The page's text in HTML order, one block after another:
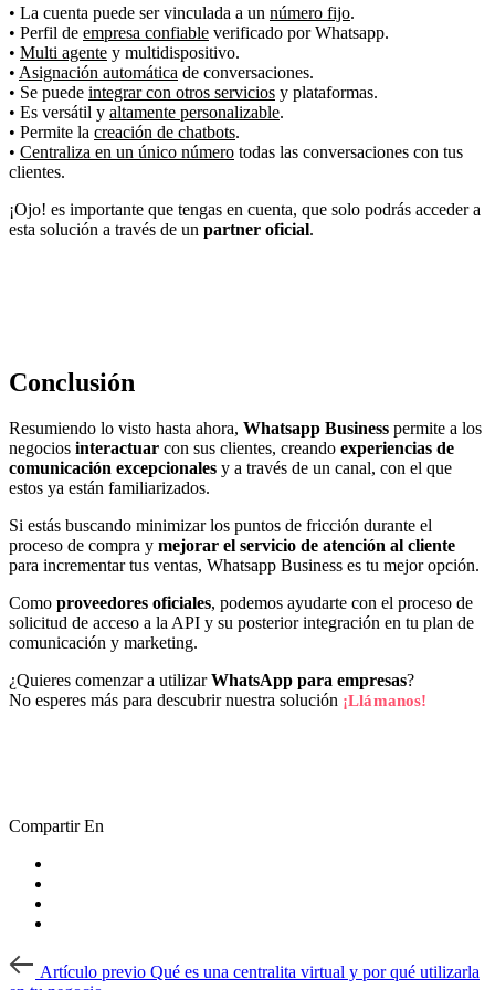
• La cuenta puede ser vinculada a un número fijo.
• Perfil de empresa confiable verificado por Whatsapp.
• Multi agente y multidispositivo.
• Asignación automática de conversaciones.
• Se puede integrar con otros servicios y plataformas.
• Es versátil y altamente personalizable.
• Permite la creación de chatbots.
• Centraliza en un único número todas las conversaciones con tus
clientes.
¡Ojo! es importante que tengas en cuenta, que solo podrás acceder a
esta solución a través de un partner oficial.
Conclusión
Resumiendo lo visto hasta ahora, Whatsapp Business permite a los
negocios interactuar con sus clientes, creando experiencias de
comunicación excepcionales y a través de un canal, con el que
estos ya están familiarizados.
Si estás buscando minimizar los puntos de fricción durante el
proceso de compra y mejorar el servicio de atención al cliente
para incrementar tus ventas, Whatsapp Business es tu mejor opción.
Como proveedores oficiales, podemos ayudarte con el proceso de
solicitud de acceso a la API y su posterior integración en tu plan de
comunicación y marketing.
¿Quieres comenzar a utilizarWhatsApp para empresas?
No esperes más para descubrir nuestra solución ¡Llámanos!
Compartir En
PostArtículo
previo
Artículo previo Qué es una centralita virtual y por qué utilizarla